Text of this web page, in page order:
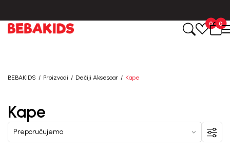
0
0
BEBAKIDS Proizvodi Dečiji Aksesoar Kape
Kape